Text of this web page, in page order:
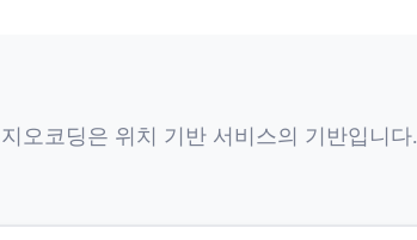
오코딩은 위치 기반 서비스의 기반입니다.